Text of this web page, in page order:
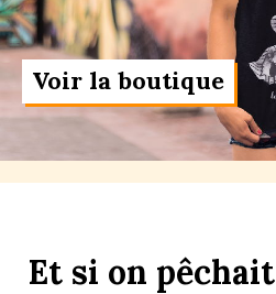
Voir la boutique
Et si on pêchait